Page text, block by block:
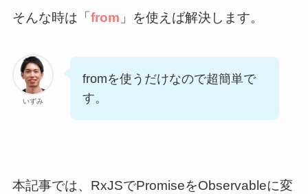
そんな時は「from 」を使えば解決します。
いずみ
fromを使うだけなので超簡単で
す。
本記事では、RxJSでPromiseをObservableに変